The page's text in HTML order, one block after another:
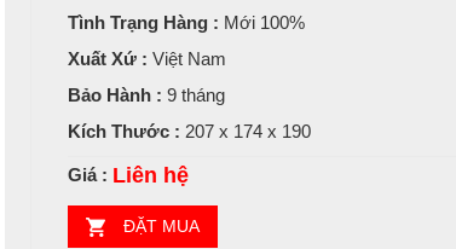
Tình Trạng Hàng : Mới 100%
Xuất Xứ : Việt Nam
Bảo Hành : 9 tháng
Kích Thước : 207 x 174 x 190
Giá : Liên hệ
ĐẶT MUA